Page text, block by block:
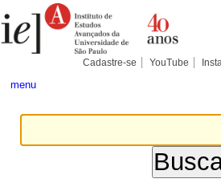
para
conteúdo.
Pessoais
Cadastre-se YouTube
menu